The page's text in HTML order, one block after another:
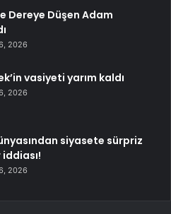
Dereye Düşen Adam
2026
vasiyeti yarım kaldı
2026
siyasete sürpriz
2026